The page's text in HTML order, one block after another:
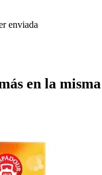
enviada
en la